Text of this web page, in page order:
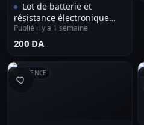
Lot de batterie et
résistance électronique
1/4watt quantité de
200000pieces
Publié il y a 1 semaine
⁦200 DA⁩
RÉFÉRENCE